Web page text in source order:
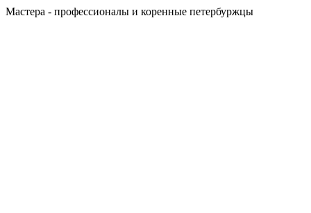
Мастера - профессионалы и коренные петербуржцы